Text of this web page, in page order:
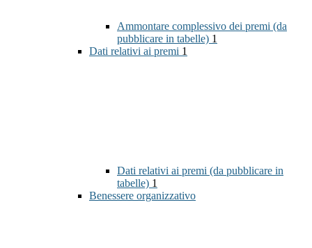
Ammontare complessivo dei premi (da
pubblicare in tabelle) 1
Dati relativi ai premi 1
Dati relativi ai premi (da pubblicare in
tabelle) 1
Benessere organizzativo